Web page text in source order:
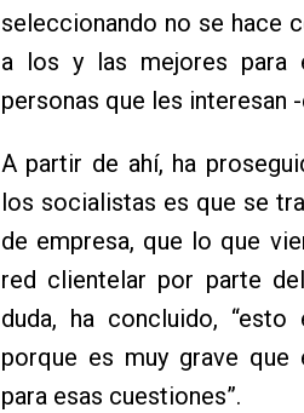
seleccionando no se hace
a los y las mejores para
personas que les interesan
A partir de ahí, ha
los socialistas es que se
de empresa, que lo que
red clientelar por parte
duda, ha concluido,
porque es muy grave que
para esas cuestiones”.